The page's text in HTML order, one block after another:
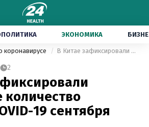
ЭКОНОМИКА
коронавирусе В Китае зафиксировали рекордное количество больных COVID-19 сентября
2
количество
19 сентября